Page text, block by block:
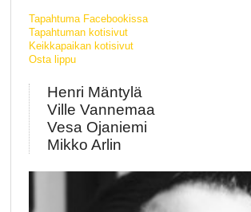
Tapahtuma Facebookissa
Tapahtuman kotisivut
Keikkapaikan kotisivut
Osta lippu
Henri Mäntylä
Ville Vannemaa
Vesa Ojaniemi
Mikko Arlin